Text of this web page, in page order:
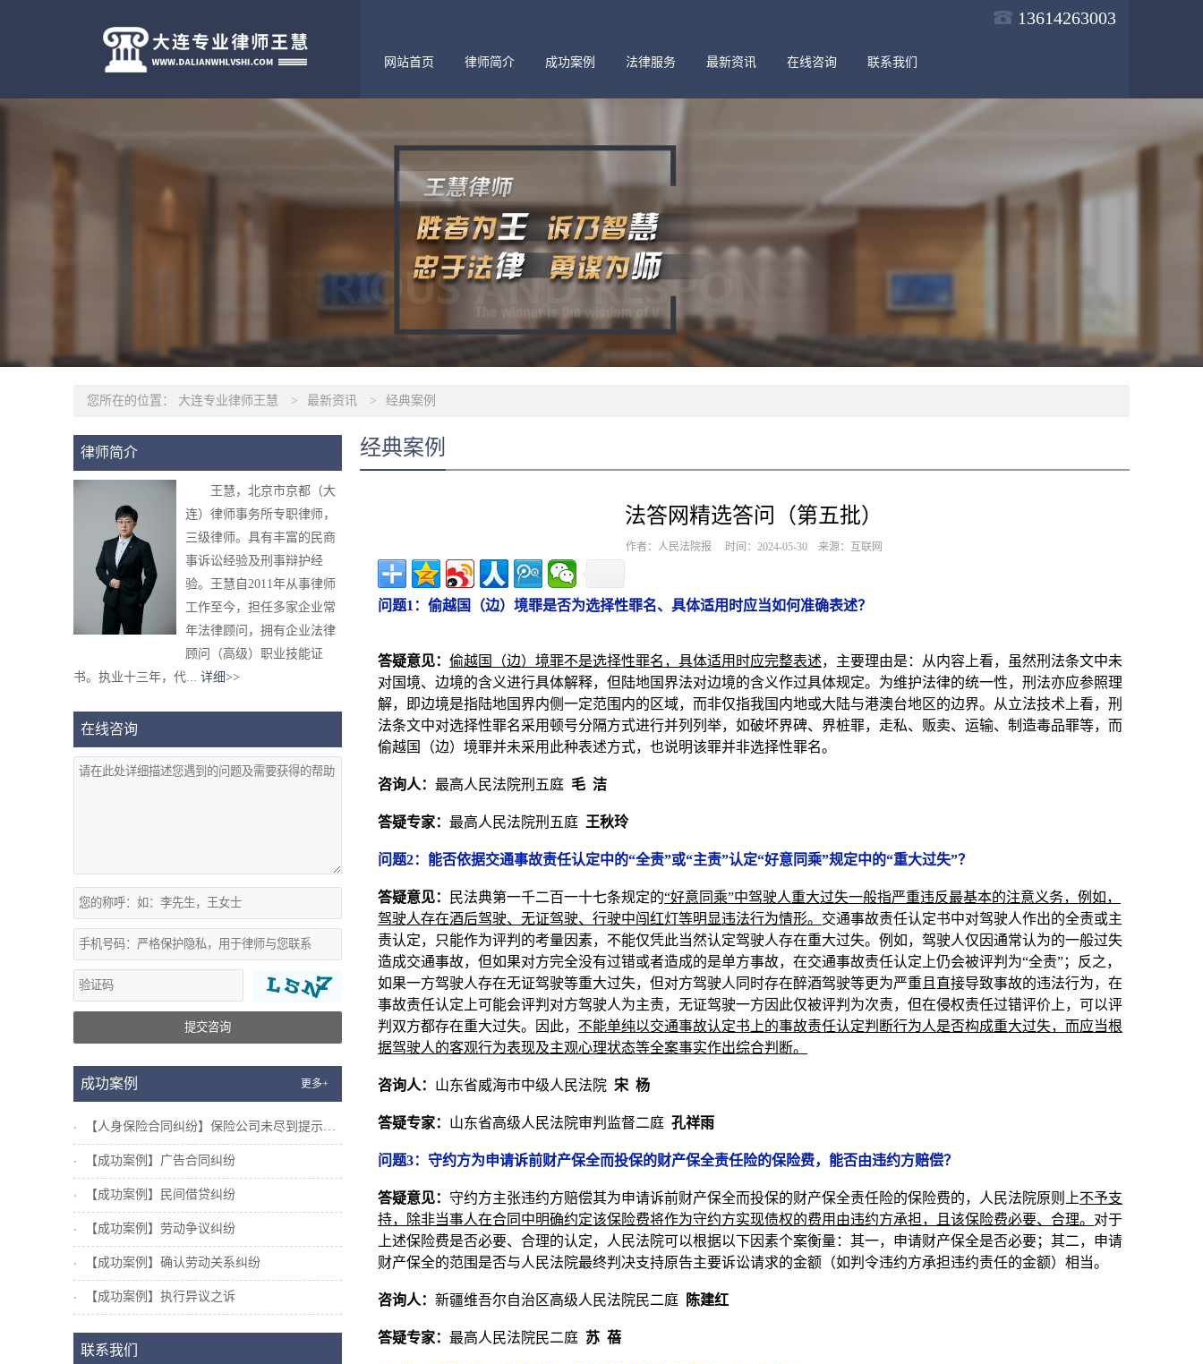
13614263003
网站首页 律师简介 成功案例 法律服务 最新资讯 在线咨询 联系我们
您所在的位置： 大连专业律师王慧 > 最新资讯 > 经典案例
律师简介
王慧，北京市京都（大
连）律师事务所专职律师，
三级律师。具有丰富的民商
事诉讼经验及刑事辩护经
验。王慧自2011年从事律师
工作至今，担任多家企业常
年法律顾问，拥有企业法律
顾问（高级）职业技能证
书。执业十三年，代... 详细>>
在线咨询
提交咨询
成功案例 更多+
【人身保险合同纠纷】保险公司未尽到提示说...
【成功案例】广告合同纠纷
【成功案例】民间借贷纠纷
【成功案例】劳动争议纠纷
【成功案例】确认劳动关系纠纷
【成功案例】执行异议之诉
联系我们
经典案例
法答网精选答问（第五批）
作者：人民法院报 时间：2024-05-30 来源：互联网
问题1：偷越国（边）境罪是否为选择性罪名、具体适用时应当如何准确表述？
答疑意见： 偷越国（边）境罪不是选择性罪名，具体适用时应完整表述，主要理由是：从内容上看，虽然刑法条文中未
对国境、边境的含义进行具体解释，但陆地国界法对边境的含义作过具体规定。为维护法律的统一性，刑法亦应参照理
解，即边境是指陆地国界内侧一定范围内的区域，而非仅指我国内地或大陆与港澳台地区的边界。从立法技术上看，刑
法条文中对选择性罪名采用顿号分隔方式进行并列列举，如破坏界碑、界桩罪，走私、贩卖、运输、制造毒品罪等，而
偷越国（边）境罪并未采用此种表述方式，也说明该罪并非选择性罪名。
咨询人： 最高人民法院刑五庭 毛 洁
答疑专家： 最高人民法院刑五庭 王秋玲
问题2：能否依据交通事故责任认定中的“全责”或“主责”认定“好意同乘”规定中的“重大过失”？
答疑意见： 民法典第一千二百一十七条规定的“好意同乘”中驾驶人重大过失一般指严重违反最基本的注意义务，例如，
驾驶人存在酒后驾驶、无证驾驶、行驶中闯红灯等明显违法行为情形。 交通事故责任认定书中对驾驶人作出的全责或主
责认定，只能作为评判的考量因素，不能仅凭此当然认定驾驶人存在重大过失。例如，驾驶人仅因通常认为的一般过失
造成交通事故，但如果对方完全没有过错或者造成的是单方事故，在交通事故责任认定上仍会被评判为“全责”；反之，
如果一方驾驶人存在无证驾驶等重大过失，但对方驾驶人同时存在醉酒驾驶等更为严重且直接导致事故的违法行为，在
事故责任认定上可能会评判对方驾驶人为主责，无证驾驶一方因此仅被评判为次责，但在侵权责任过错评价上，可以评
判双方都存在重大过失。因此， 不能单纯以交通事故认定书上的事故责任认定判断行为人是否构成重大过失，而应当根
据驾驶人的客观行为表现及主观心理状态等全案事实作出综合判断。
咨询人： 山东省威海市中级人民法院 宋 杨
答疑专家： 山东省高级人民法院审判监督二庭 孔祥雨
问题3：守约方为申请诉前财产保全而投保的财产保全责任险的保险费，能否由违约方赔偿？
答疑意见： 守约方主张违约方赔偿其为申请诉前财产保全而投保的财产保全责任险的保险费的，人民法院原则上不予支
持，除非当事人在合同中明确约定该保险费将作为守约方实现债权的费用由违约方承担，且该保险费必要、合理。 对于
上述保险费是否必要、合理的认定，人民法院可以根据以下因素个案衡量：其一，申请财产保全是否必要；其二，申请
财产保全的范围是否与人民法院最终判决支持原告主要诉讼请求的金额（如判令违约方承担违约责任的金额）相当。
咨询人： 新疆维吾尔自治区高级人民法院民二庭 陈建红
答疑专家： 最高人民法院民二庭 苏 蓓